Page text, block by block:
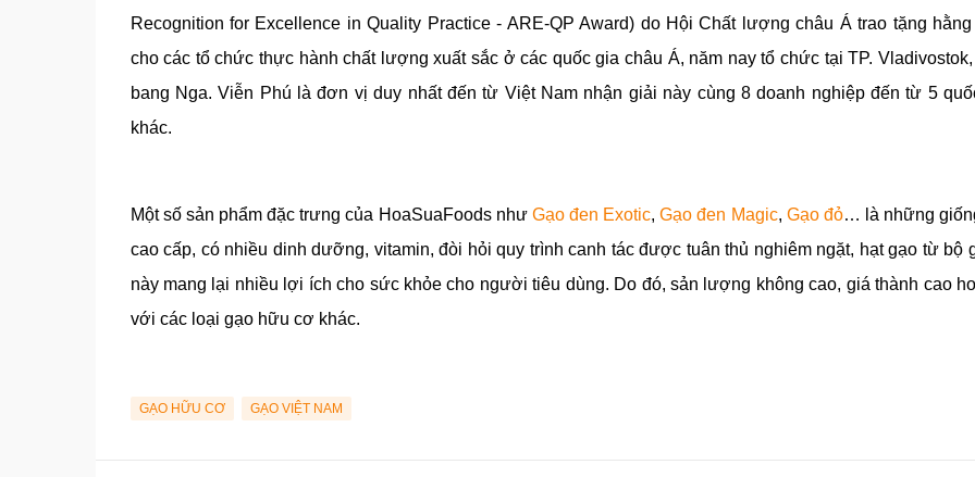
Recognition for Excellence in Quality Practice - ARE-QP Award) do Hội Chất lượng châu Á trao tặng
cho các tổ chức thực hành chất lượng xuất sắc ở các quốc gia châu Á, năm nay tổ chức tại TP.
bang Nga. Viễn Phú là đơn vị duy nhất đến từ Việt Nam nhận giải này cùng 8 doanh nghiệp đến từ 5
khác.
Một số sản phẩm đặc trưng của HoaSuaFoods như Gạo đen Exotic,Gạo đen Magic, Gạo đỏ… là những
cao cấp, có nhiều dinh dưỡng, vitamin, đòi hỏi quy trình canh tác được tuân thủ nghiêm ngặt, hạt gạo từ bộ
này mang lại nhiều lợi ích cho sức khỏe cho người tiêu dùng. Do đó, sản lượng không cao, giá thành cao
với các loại gạo hữu cơ khác.
GẠO HỮU CƠ GẠO VIỆT NAM